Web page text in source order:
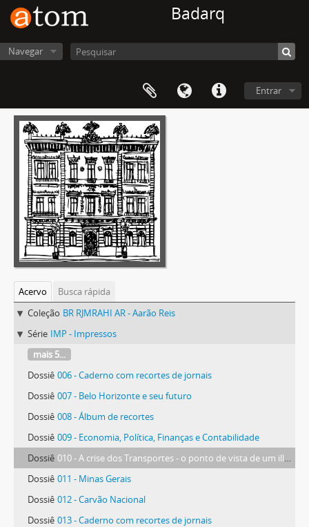
Badarq
Navegar
Entrar
Acervo
Busca rápida
Coleção BR RJMRAHI AR - Aarão Reis
Série IMP - Impressos
mais 5...
Dossiê 006 - Caderno com recortes de jornais
Dossiê 007 - Belo Horizonte e seu futuro
Dossiê 008 - Álbum de recortes
Dossiê 009 - Economia, Política, Finanças e Contabilidade
Dossiê 010 - A crise dos Transportes - o ponto de vista de um illustre technico
Dossiê 011 - Minas Gerais
Dossiê 012 - Carvão Nacional
Dossiê 013 - Caderno com recortes de jornais